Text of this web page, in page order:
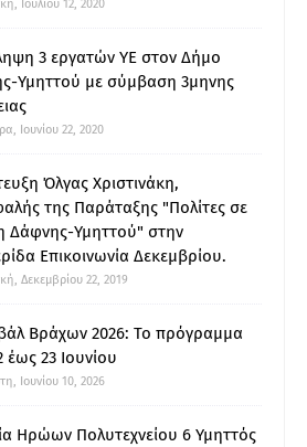
Ιουλίου 12, 2020
3 εργατών ΥΕ στον Δήμο
Υμηττού με σύμβαση 3μηνης
Ιουνίου 22, 2020
Όλγας Χριστινάκη,
της Παράταξης "Πολίτες σε
Δάφνης-Υμηττού" στην
Επικοινωνία Δεκεμβρίου.
Δεκεμβρίου 22, 2019
Βράχων 2026: Το πρόγραμμα
έως 23 Ιουνίου
Ιουνίου 10, 2026
Ηρώων Πολυτεχνείου 6 Υμηττός